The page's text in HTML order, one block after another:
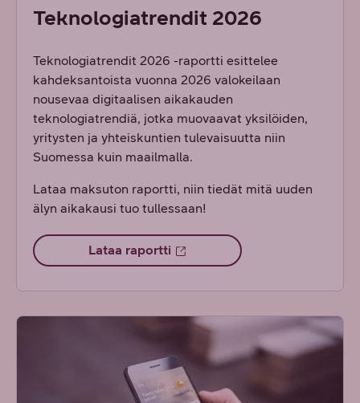
Teknologiatrendit 2026
Teknologiatrendit 2026 -raportti esittelee
kahdeksantoista vuonna 2026 valokeilaan
nousevaa digitaalisen aikakauden
teknologiatrendiä, jotka muovaavat yksilöiden,
yritysten ja yhteiskuntien tulevaisuutta niin
Suomessa kuin maailmalla.
Lataa maksuton raportti, niin tiedät mitä uuden
älyn aikakausi tuo tullessaan!
Lataa raportti